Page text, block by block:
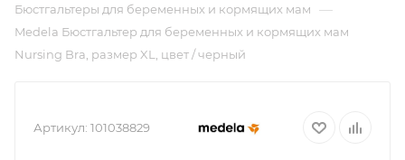
Бюстгальтеры для беременных и кормящих мам —
Medela Бюстгальтер для беременных и кормящих мам
Nursing Bra, размер XL, цвет / черный
Артикул: 101038829